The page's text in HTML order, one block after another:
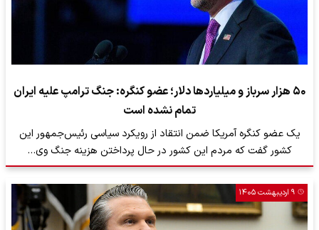
۵۰ هزار سرباز و میلیاردها دلار؛ عضو کنگره: جنگ ترامپ علیه ایران
تمام نشده است
یک عضو کنگره آمریکا ضمن انتقاد از رویکرد سیاسی رئیس‌جمهور این
کشور گفت که مردم این کشور در حال پرداختن هزینه جنگ وی…
۹ اردیبهشت ۱۴۰۵